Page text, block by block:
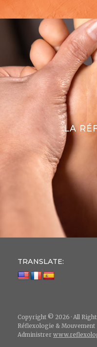
LA
TRANSLATE:
Copyright © 2026 · All
Réflexologie & Mouvement
Administrer